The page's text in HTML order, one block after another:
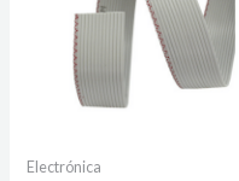
Electrónica